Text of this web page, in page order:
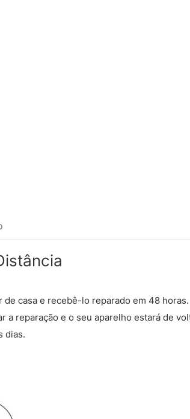
casa e recebê-lo reparado em 48
reparação e o seu aparelho estará de
dias.